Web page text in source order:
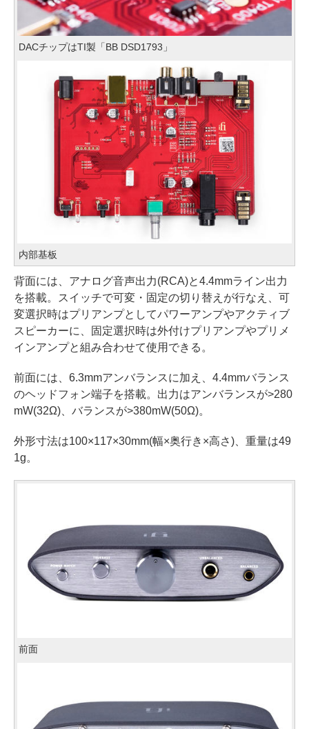
DACチップはTI製「BB DSD1793」
内部基板
背面には、アナログ音声出力(RCA)と4.4mmライン出力
を搭載。スイッチで可変・固定の切り替えが行なえ、可
変選択時はプリアンプとしてパワーアンプやアクティブ
スピーカーに、固定選択時は外付けプリアンプやプリメ
インアンプと組み合わせて使用できる。
前面には、6.3mmアンバランスに加え、4.4mmバランス
のヘッドフォン端子を搭載。出力はアンバランスが>280
mW(32Ω)、バランスが>380mW(50Ω)。
外形寸法は100×117×30mm(幅×奥行き×高さ)、重量は49
1g。
前面